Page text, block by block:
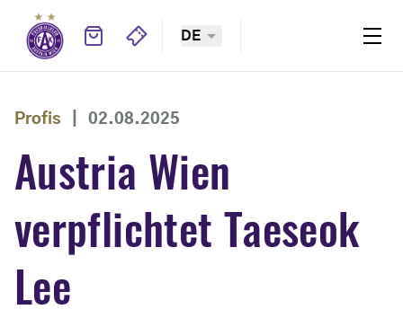
DE
Profis 02.08.2025
Austria Wien
verpflichtet Taeseok
Lee